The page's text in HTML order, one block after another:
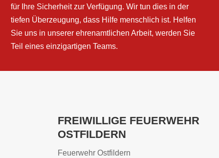
für Ihre Sicherheit zur Verfügung. Wir tun dies in der
tiefen Überzeugung, dass Hilfe menschlich ist. Helfen
Sie uns in unserer ehrenamtlichen Arbeit, werden Sie
Teil eines einzigartigen Teams.
FREIWILLIGE FEUERWEHR
OSTFILDERN
Feuerwehr Ostfildern